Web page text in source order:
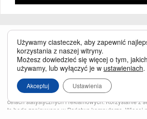
Serwis BusinessTraveller.pl wykorzystuje pliki
technologie o analogicznym charakterze, przede
zapewnienia Państwu najlepszej jakości
celach statystycznych i reklamowych. Korzystanie z
te będą zapisywane w Państwa komputerze. Więcej
Używamy ciasteczek, aby zapewnić
korzystania z naszej witryny.
Możesz dowiedzieć się więcej o tym,
używamy, lub wyłączyć je w ustawieniach.
Akceptuj Ustawienia